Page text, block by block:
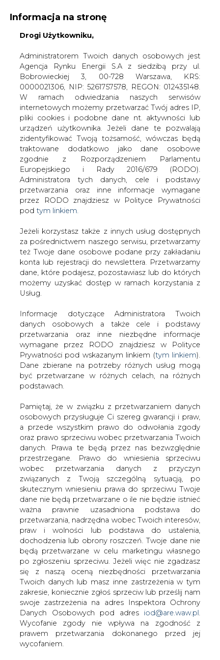
KONTAKT:
WYDAWCA PORTALU:
WYSOKI KONTRAST WIELKOŚĆ TEKSTU A A
ZALOGUJ SIĘ
WŁĄCZ CIRE.TV
Informacja na stronę
Drogi Użytkowniku,
Administratorem Twoich danych osobowych jest
Agencja Rynku Energii S.A z siedzibą przy ul.
Bobrowieckiej 3, 00-728 Warszawa, KRS:
0000021306, NIP: 5261757578, REGON: 012435148.
W ramach odwiedzania naszych serwisów
internetowych możemy przetwarzać Twój adres IP,
pliki cookies i podobne dane nt. aktywności lub
urządzeń użytkownika. Jeżeli dane te pozwalają
zidentyfikować Twoją tożsamość, wówczas będą
traktowane dodatkowo jako dane osobowe
zgodnie z Rozporządzeniem Parlamentu
Europejskiego i Rady 2016/679 (RODO).
Administratora tych danych, cele i podstawy
przetwarzania oraz inne informacje wymagane
przez RODO znajdziesz w Polityce Prywatności
pod tym linkiem.
Jeżeli korzystasz także z innych usług dostępnych
za pośrednictwem naszego serwisu, przetwarzamy
też Twoje dane osobowe podane przy zakładaniu
konta lub rejestracji do newslettera. Przetwarzamy
dane, które podajesz, pozostawiasz lub do których
możemy uzyskać dostęp w ramach korzystania z
Usług.
Informacje dotyczące Administratora Twoich
danych osobowych a także cele i podstawy
przetwarzania oraz inne niezbędne informacje
wymagane przez RODO znajdziesz w Polityce
Prywatności pod wskazanym linkiem (tym linkiem).
Dane zbierane na potrzeby różnych usług mogą
być przetwarzane w różnych celach, na różnych
podstawach.
Pamiętaj, że w związku z przetwarzaniem danych
osobowych przysługuje Ci szereg gwarancji i praw,
a przede wszystkim prawo do odwołania zgody
oraz prawo sprzeciwu wobec przetwarzania Twoich
danych. Prawa te będą przez nas bezwzględnie
przestrzegane. Prawo do wniesienia sprzeciwu
wobec przetwarzania danych z przyczyn
związanych z Twoją szczególną sytuacją, po
skutecznym wniesieniu prawa do sprzeciwu Twoje
dane nie będą przetwarzane o ile nie będzie istnieć
ważna prawnie uzasadniona podstawa do
przetwarzania, nadrzędna wobec Twoich interesów,
praw i wolności lub podstawa do ustalenia,
dochodzenia lub obrony roszczeń. Twoje dane nie
będą przetwarzane w celu marketingu własnego
po zgłoszeniu sprzeciwu. Jeżeli więc nie zgadzasz
się z naszą oceną niezbędności przetwarzania
Twoich danych lub masz inne zastrzeżenia w tym
zakresie, koniecznie zgłoś sprzeciw lub prześlij nam
swoje zastrzeżenia na adres Inspektora Ochrony
Danych Osobowych pod adres iod@are.waw.pl
Wycofanie zgody nie wpływa na zgodność z
prawem przetwarzania dokonanego przed jej
wycofaniem.
Strona główna TRANSPORT
Do Czechowic-Dziedzic
trafia pierwszy elektryczny Solaris
Redakcja
drukuj
skomentuj
udostępnij
Do Czechowic-Dziedzic trafia
pierwszy elektryczny Solaris
Pierwszy z dwóch przegubowych
autobusów elektrycznych kupionych
przez czechowickie Przedsiębiorstwo
Komunikacji Miejskiej został oficjalnie
przekazany do użytkowania
Pojazd rozpocznie regularne kursy na początku sierpnia.
W tym miesiącu powinien do niego dołączyć drugi z
czechowickich elektryków. Oba nowoczesne
przegubowce Solaris Urbino Electric 18 będą obsługiwały
głównie najbardziej popularną wśród pasażerów linię nr